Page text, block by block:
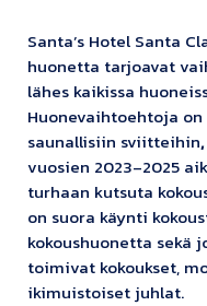
Santa’s Hotel Santa
huonetta tarjoavat
lähes kaikissa
Huonevaihtoehtoja
saunallisiin sviitteihin,
vuosien 2023–2025
turhaan kutsuta
on suora käynti
kokoushuonetta sekä
toimivat kokoukset,
ikimuistoiset juhlat.